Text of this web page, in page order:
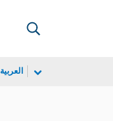
العربية